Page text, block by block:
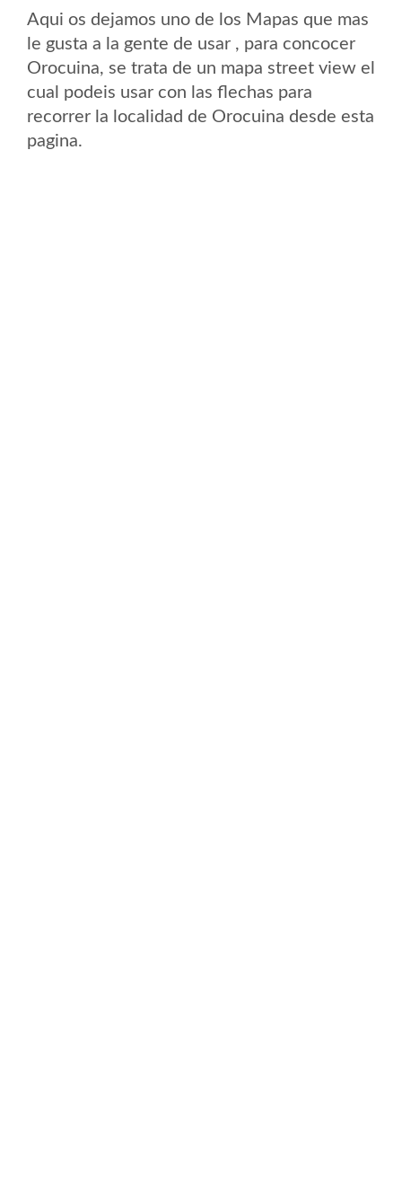
Aqui os dejamos uno de los Mapas que mas
le gusta a la gente de usar , para concocer
Orocuina, se trata de un mapa street view el
cual podeis usar con las flechas para
recorrer la localidad de Orocuina desde esta
pagina.